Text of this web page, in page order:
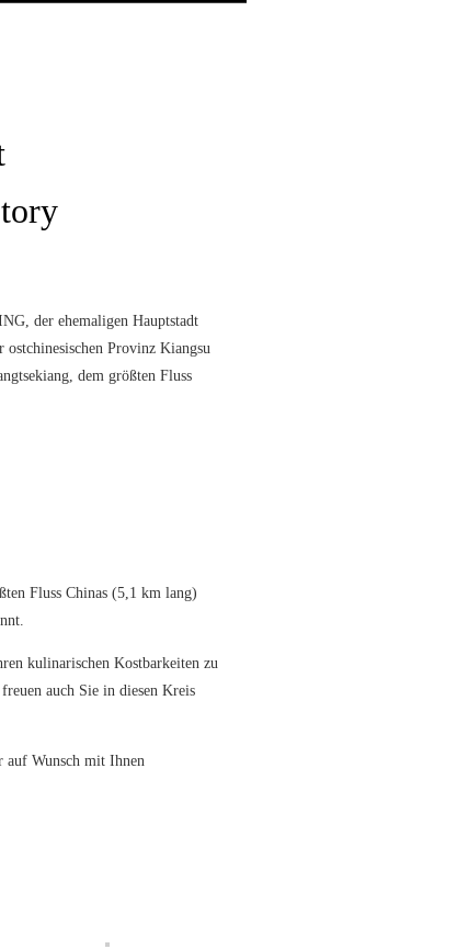
der ehemaligen Hauptstadt
ostchinesischen Provinz Kiangsu
dem größten Fluss
Fluss Chinas (5,1 km lang)
kulinarischen Kostbarkeiten zu
auch Sie in diesen Kreis
auf Wunsch mit Ihnen